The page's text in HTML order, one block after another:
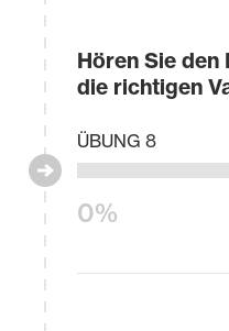
Hören Sie den
die richtigen
0%
ÜBUNG 8